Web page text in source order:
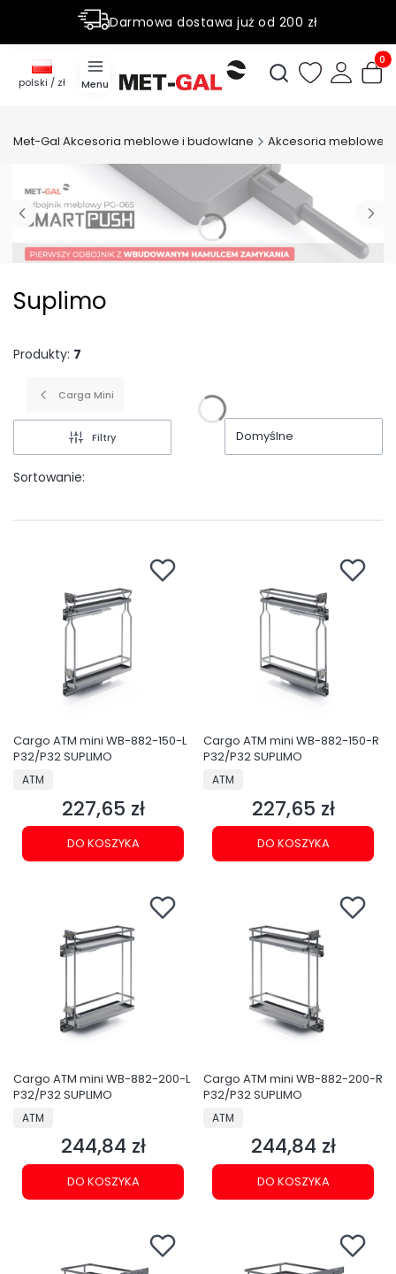
Darmowa dostawa już od 200 zł
Rabaty do 50% na wybrane produky
Menu
Otwórz
polski / zł
Met-Gal Akcesoria meblowe i budowlane Akcesoria meblowe
Suplimo
Produkty: 7
Carga Mini
Filtry
Sortowanie:
Domyślne
Cargo ATM mini WB-882-150-L
P32/P32 SUPLIMO
PRODUCENT
ATM
Cena
227,65 zł
DO KOSZYKA
Cargo ATM mini WB-882-150-R
P32/P32 SUPLIMO
PRODUCENT
ATM
Cena
227,65 zł
DO KOSZYKA
Cargo ATM mini WB-882-200-L
P32/P32 SUPLIMO
PRODUCENT
ATM
Cena
244,84 zł
DO KOSZYKA
Cargo ATM mini WB-882-200-R
P32/P32 SUPLIMO
PRODUCENT
ATM
Cena
244,84 zł
DO KOSZYKA